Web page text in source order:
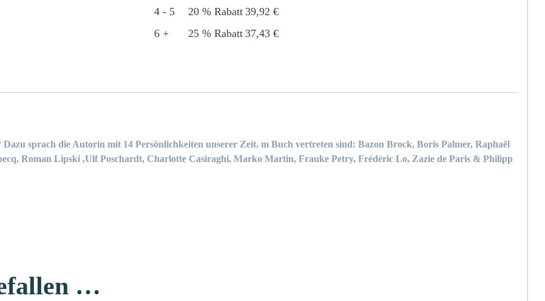
4 - 5
20 % Rabatt 39,92€
6 +
25 % Rabatt 37,43€
sprach die Autorin mit 14 Persönlichkeiten unserer Zeit. m Buch vertreten sind: Bazon Brock, Boris Palmer, Raphaël
Roman Lipski ,Ulf Poschardt, Charlotte Casiraghi, Marko Martin, Frauke Petry, Frédéric Lo, Zazie de Paris & Philipp
…